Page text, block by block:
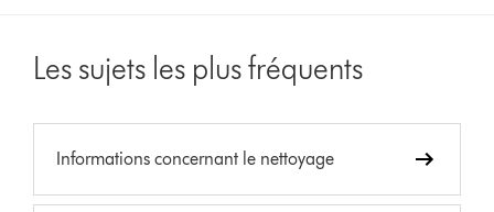
Les sujets les plus fréquents
Informations concernant le nettoyage